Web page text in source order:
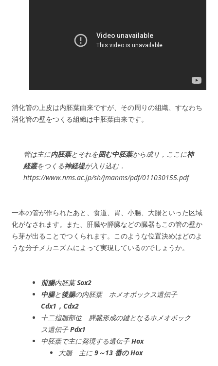
消化管の上皮は内胚葉由来ですが、その周りの組織、すなわち
消化管の壁をつくる組織は中胚葉由来です。
管は主に内胚葉とそれを囲む中胚葉から成り，ここに神
経叢をつくる神経堤が入り込む．
https://www.nms.ac.jp/sh/jmanms/pdf/011030155.pdf
一本の管が作られたあと、食道、胃、小腸、大腸といった区域
化がなされます。また、肝臓や膵臓などの臓器もこの管の壁か
ら芽が出ることでつくられます。このような位置決めはどのよ
うな分子メカニズムによって実現しているのでしょうか。
前腸内胚葉Sox2
中腸と後腸の内胚葉 ホメオボックス遺伝子
Cdx1，Cdx2
十二指腸部位 膵臓形成の鍵となるホメオボック
ス遺伝子Pdx1
中胚葉で主に発現する遺伝子Hox
大腸 主に 9～13 番の Hox